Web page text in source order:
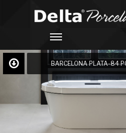
BARCELONA PLATA-84